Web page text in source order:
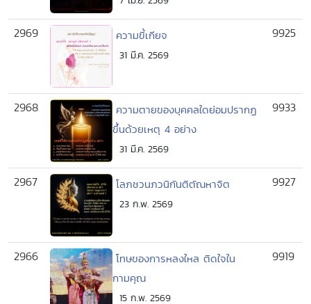
2969 ความขี้เกียจ
31 มี.ค. 2569
9925
2968
ความตายของบุคคลใดย่อมปรากฏ
ขึ้นด้วยเหตุ 4 อย่าง
31 มี.ค. 2569
9933
2967 โลภชวนภวนิกันติตัณหาจิต
23 ก.พ. 2569
9927
2966
โทษของการหลงใหล ติดใจใน
กามคุณ
15 ก.พ. 2569
9919